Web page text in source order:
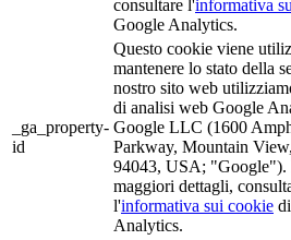
consultare l'informativa
Google Analytics.
_ga_property-
id
Questo cookie viene
mantenere lo stato della
nostro sito web
di analisi web Google
Google LLC (1600
Parkway, Mountain
94043, USA; "Google").
maggiori dettagli,
l'informativa sui cookie
Analytics.